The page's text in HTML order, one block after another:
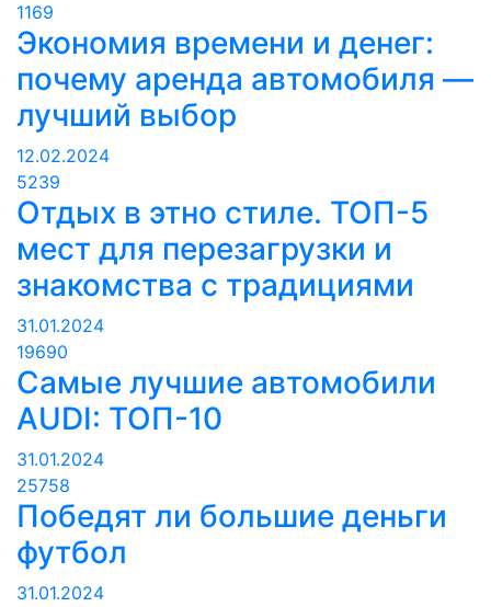
1169
Экономия времени и денег:
почему аренда автомобиля —
лучший выбор
12.02.2024
5239
Отдых в этно стиле. ТОП-5
мест для перезагрузки и
знакомства с традициями
31.01.2024
19690
Самые лучшие автомобили
AUDI: ТОП-10
31.01.2024
25758
Победят ли большие деньги
футбол
31.01.2024